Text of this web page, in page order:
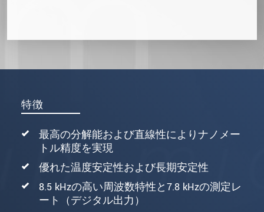
特徴
最高の分解能および直線性によりナノメー
トル精度を実現
優れた温度安定性および長期安定性
8.5 kHzの高い周波数特性と7.8 kHzの測定レ
ート（デジタル出力）